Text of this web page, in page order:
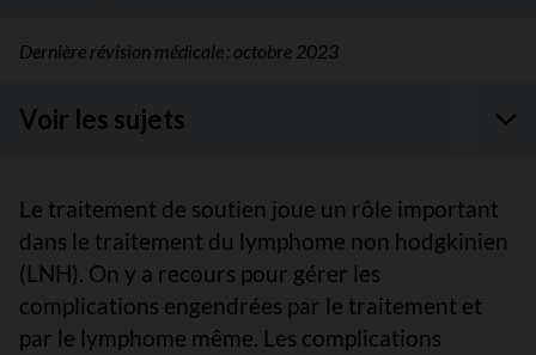
Dernière révision médicale : octobre 2023
Voir les sujets
Le traitement de soutien joue un rôle important
dans le traitement du lymphome non hodgkinien
(LNH). On y a recours pour gérer les
complications engendrées par le traitement et
par le lymphome même. Les complications